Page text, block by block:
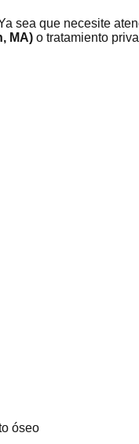
sea que necesite
MA) o tratamiento
óseo